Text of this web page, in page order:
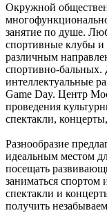
Окружной
занятие по душе.
спортивные клубы и
различным
спортивно-бальных.
интеллектуальные
Game Day. Центр
проведения
спектакли,
Разнообразие
идеальным местом
посещать
заниматься спортом
спектакли и
получить